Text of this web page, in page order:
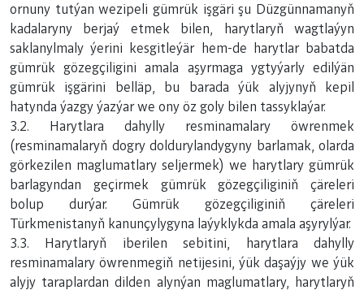
ornuny tutýan wezipeli gümrük işgäri şu Düzgünnamanyň
kadalaryny berjaý etmek bilen, harytlaryň wagtlaýyn
saklanylmaly ýerini kesgitleýär hem-de harytlar babatda
gümrük gözegçiligini amala aşyrmaga ygtyýarly edilýän
gümrük işgärini belläp, bu barada ýük alyjynyň kepil
hatynda ýazgy ýazýar we ony öz goly bilen tassyklaýar.
3.2. Harytlara dahylly resminamalary öwrenmek
(resminamalaryň dogry doldurylandygyny barlamak, olarda
görkezilen maglumatlary seljermek) we harytlary gümrük
barlagyndan geçirmek gümrük gözegçiliginiň çäreleri
bolup durýar. Gümrük gözegçiliginiň çäreleri
Türkmenistanyň kanunçylygyna laýyklykda amala aşyrylýar.
3.3. Harytlaryň iberilen sebitini, harytlara dahylly
resminamalary öwrenmegiň netijesini, ýük daşaýjy we ýük
alyjy taraplardan dilden alynýan maglumatlary, harytlaryň